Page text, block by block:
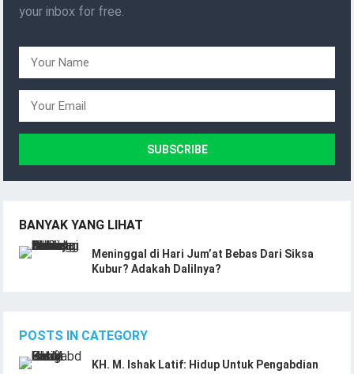
your inbox for free.
BANYAK YANG LIHAT
Meninggal di Hari Jum’at Bebas Dari Siksa
Kubur? Adakah Dalilnya?
POSTS IN CATEGORY
KH. M. Ishak Latif: Hidup Untuk Pengabdian